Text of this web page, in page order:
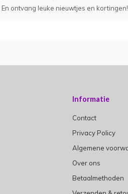
En ontvang leuke nieuwtjes en kortingen!
Informatie
Contact
Privacy Policy
Algemene
Over ons
Betaalmethoden